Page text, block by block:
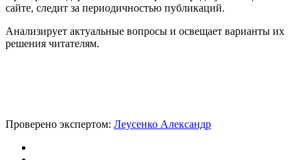
сайте, следит за периодичностью публикаций.
Анализирует актуальные вопросы и освещает варианты их
решения читателям.
Проверено экспертом: Леусенко Александр